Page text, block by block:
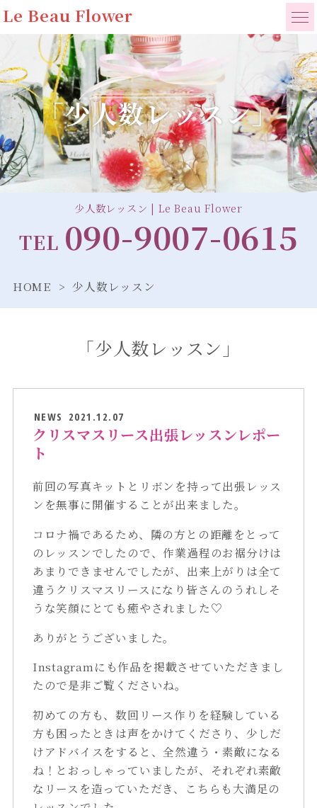
Le Beau Flower
「少人数レッスン」
少人数レッスン | Le Beau Flower
TEL 090-9007-0615
HOME 少人数レッスン
「少人数レッスン」
NEWS 2021.12.07
クリスマスリース出張レッスンレポー
ト
前回の写真キットとリボンを持って出張レッス
ンを無事に開催することが出来ました。
コロナ禍であるため、隣の方との距離をとって
のレッスンでしたので、作業過程のお裾分けは
あまりできませんでしたが、出来上がりは全て
違うクリスマスリースになり皆さんのうれしそ
うな笑顔にとても癒やされました♡
ありがとうございました。
Instagramにも作品を掲載させていただきまし
たので是非ご覧くださいね。
初めての方も、数回リース作りを経験している
方も困ったときは声をかけてくださり、少しだ
けアドバイスをすると、全然違う・素敵になる
ね！とおっしゃっていましたが、それぞれ素敵
なリースを造っていただき、こちらも大満足の